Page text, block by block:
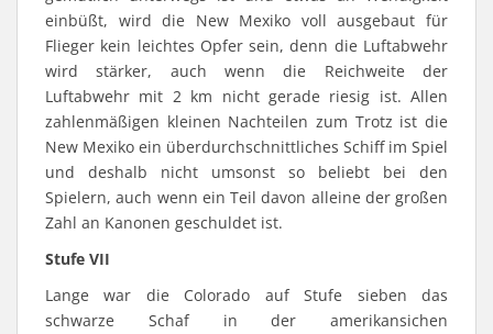
einbüßt, wird die New Mexiko voll ausgebaut für
Flieger kein leichtes Opfer sein, denn die Luftabwehr
wird stärker, auch wenn die Reichweite der
Luftabwehr mit 2 km nicht gerade riesig ist. Allen
zahlenmäßigen kleinen Nachteilen zum Trotz ist die
New Mexiko ein überdurchschnittliches Schiff im Spiel
und deshalb nicht umsonst so beliebt bei den
Spielern, auch wenn ein Teil davon alleine der großen
Zahl an Kanonen geschuldet ist.
Stufe VII
Lange war die Colorado auf Stufe sieben das
schwarze Schaf in der amerikansichen